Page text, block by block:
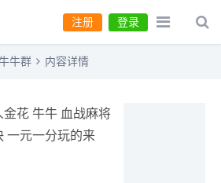
登录
注册
牛群 内容详情